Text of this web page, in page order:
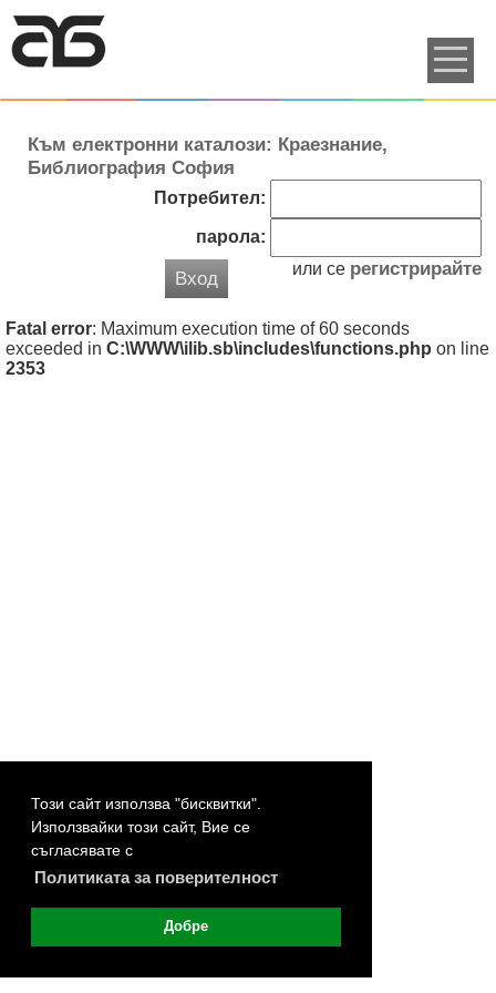
Този сайт използва "бисквитки".
Използвайки този сайт, Вие се
съгласявате с
Политиката за поверителност
Добре
Към електронни каталози: Краезнание,
Библиография София
Потребител:
парола:
Вход или се регистрирайте
Fatal error: Maximum execution time of 60 seconds
exceeded in C:\WWW\ilib.sb\includes\functions.php on line
2353